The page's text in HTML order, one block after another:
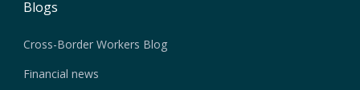
Blogs
Cross-Border Workers Blog
Financial news